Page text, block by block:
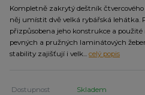
Kompletně zakrytý deštník
něj umístit dvě velká rybářská
přizpůsobena jeho konstrukce a
pevných a pružných laminátových
stability zajišťují i velk... celý popis
Dostupnost Skladem